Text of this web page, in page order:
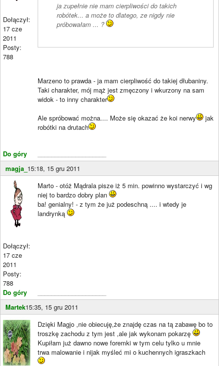
Dołączył:
17 cze
2011
Posty:
788
Do góry
ja zupełnie nie mam cierpliwości do takich
robótek... a może to dlatego, ze nigdy nie
próbowałam ... ?
Marzeno to prawda - ja mam cierpliwość do takiej dłubaniny.
Taki charakter, mój mąż jest zmęczony i wkurzony na sam
widok - to inny charakter
Ale spróbować można.... Może się okazać że koi nerwy
jak
robótki na drutach
magja_ 15:18, 15 gru 2011
Dołączył:
17 cze
2011
Posty:
788
Do góry
Marto - otóż Mądrala pisze iż 5 min. powinno wystarczyć i wg
niej to bardzo dobry plan
ba! genialny! - z tym że już podeschną .... i wtedy je
landrynką
Martek15:35, 15 gru 2011
Dzięki Magjo ,nie obiecuję,że znajdę czas na tą zabawę bo to
troszkę zachodu z tym jest ,ale jak wykonam pokarzę
Kupiłam już dawno nowe foremki w tym celu tylko u mnie
trwa malowanie i nijak myśleć mi o kuchennych igraszkach